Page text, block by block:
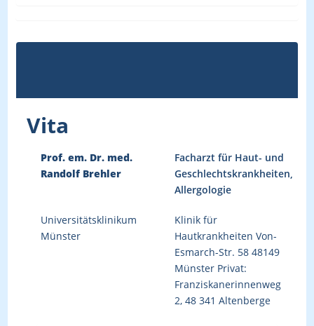
Vita
Prof. em. Dr. med.
Randolf Brehler
Facharzt für Haut- und
Geschlechtskrankheiten,
Allergologie
Universitätsklinikum
Münster
Klinik für
Hautkrankheiten Von-
Esmarch-Str. 58 48149
Münster Privat:
Franziskanerinnenweg
2, 48 341 Altenberge